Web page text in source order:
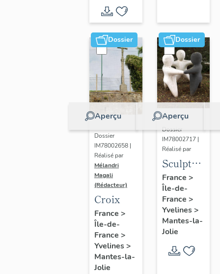
Dossier
Aperçu
Dossier
IM78002658 |
Réalisé par
Mélandri
Magali
(Rédacteur)
Croix
France >
Île-de-
France >
Yvelines>
Mantes-la-
Jolie
Dossier
Aperçu
Dossier
IM78002717 |
Réalisé par
Sculpture
: la
Ronde
France >
Île-de-
France >
Yvelines>
Mantes-la-
Jolie